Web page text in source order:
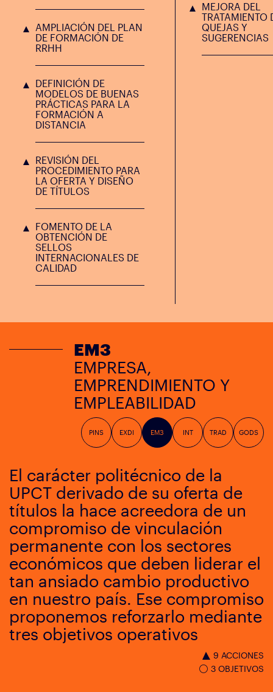
AMPLIACIÓN DEL PLAN
DE FORMACIÓN DE
RRHH
DEFINICIÓN DE
MODELOS DE BUENAS
PRÁCTICAS PARA LA
FORMACIÓN A
DISTANCIA
REVISIÓN DEL
PROCEDIMIENTO PARA
LA OFERTA Y DISEÑO
DE TÍTULOS
FOMENTO DE LA
OBTENCIÓN DE
SELLOS
INTERNACIONALES DE
CALIDAD
MEJORA DEL
TRATAMIENTO
QUEJAS Y
SUGERENCIAS
EM3
EMPRESA,
EMPRENDIMIENTO Y
EMPLEABILIDAD
PINS EXDI EM3 INT TRAD GODS
El carácter politécnico de la
UPCT derivado de su oferta de
títulos la hace acreedora de un
compromiso de vinculación
permanente con los sectores
económicos que deben liderar el
tan ansiado cambio productivo
en nuestro país. Ese compromiso
proponemos reforzarlo mediante
tres objetivos operativos
9 ACCIONES
3 OBJETIVOS